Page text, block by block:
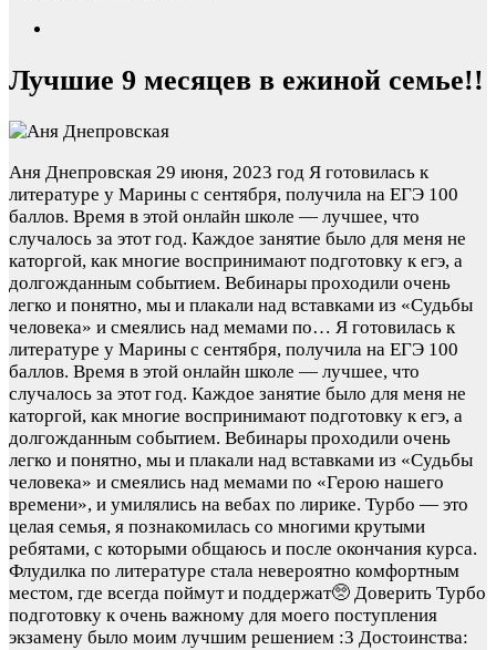
Лучшие 9 месяцев в ежиной семье!!
Аня Днепровская 29 июня, 2023 год Я готовилась к
литературе у Марины с сентября, получила на ЕГЭ 100
баллов. Время в этой онлайн школе — лучшее, что
случалось за этот год. Каждое занятие было для меня не
каторгой, как многие воспринимают подготовку к егэ, а
долгожданным событием. Вебинары проходили очень
легко и понятно, мы и плакали над вставками из «Судьбы
человека» и смеялись над мемами по… Я готовилась к
литературе у Марины с сентября, получила на ЕГЭ 100
баллов. Время в этой онлайн школе — лучшее, что
случалось за этот год. Каждое занятие было для меня не
каторгой, как многие воспринимают подготовку к егэ, а
долгожданным событием. Вебинары проходили очень
легко и понятно, мы и плакали над вставками из «Судьбы
человека» и смеялись над мемами по «Герою нашего
времени», и умилялись на вебах по лирике. Турбо — это
целая семья, я познакомилась со многими крутыми
ребятами, с которыми общаюсь и после окончания курса.
Флудилка по литературе стала невероятно комфортным
местом, где всегда поймут и поддержат🥺 Доверить Турбо
подготовку к очень важному для моего поступления
экзамену было моим лучшим решением :3 Достоинства: